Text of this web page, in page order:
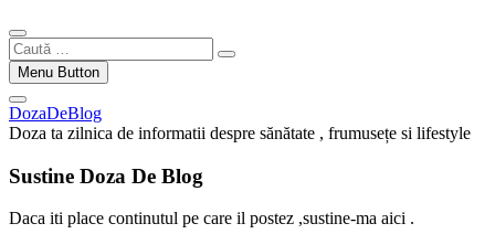
Caută
…Menu Button
DozaDeBlog
Doza ta zilnica de informatii despre sănătate , frumusețe si lifestyle
Sustine Doza De Blog
Daca iti place continutul pe care il postez ,sustine-ma aici .